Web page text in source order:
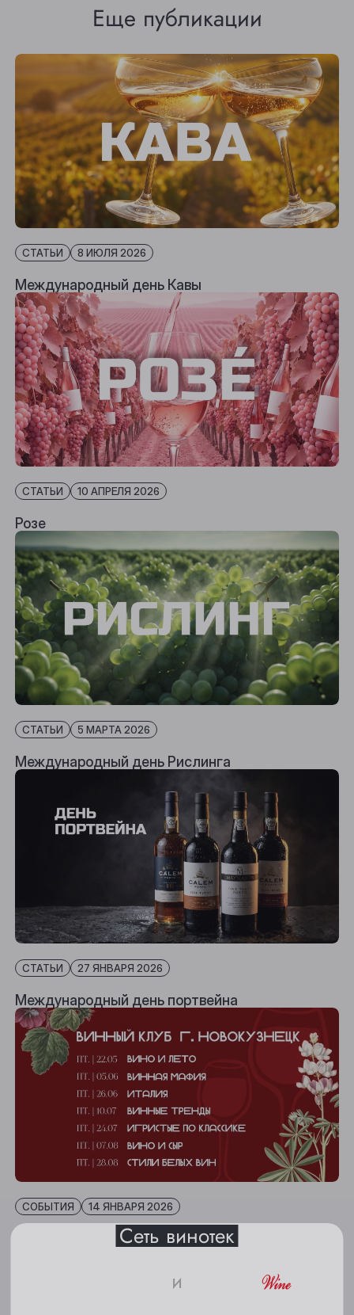
Еще публикации
СТАТЬИ 8 ИЮЛЯ 2026
Международный день Кавы
СТАТЬИ 10 АПРЕЛЯ 2026
Розе
СТАТЬИ 5 МАРТА 2026
Международный день Рислинга
СТАТЬИ 27 ЯНВАРЯ 2026
Международный день портвейна
СОБЫТИЯ 14 ЯНВАРЯ 2026
Винный клуб г. Новокузнецк
Выберите ваш город
Анжеро-Судженск
Белово
Сеть винотек
и